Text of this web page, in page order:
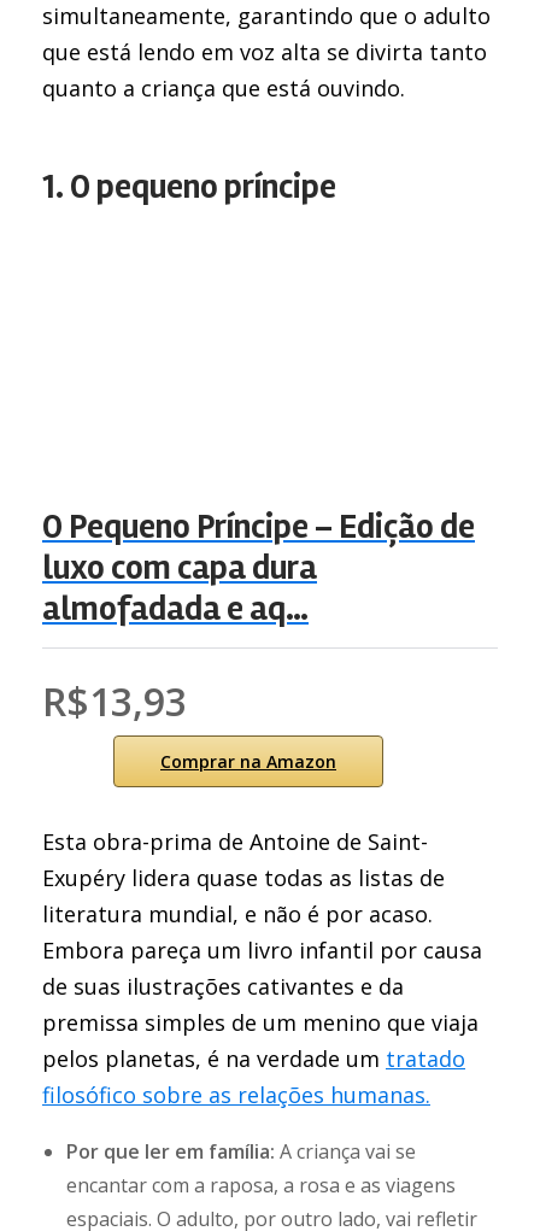
simultaneamente, garantindo que o adulto
que está lendo em voz alta se divirta tanto
quanto a criança que está ouvindo.
1. O pequeno príncipe
O Pequeno Príncipe – Edição de
luxo com capa dura
almofadada e aq…
R$13,93
Comprar na Amazon
Esta obra-prima de Antoine de Saint-
Exupéry lidera quase todas as listas de
literatura mundial, e não é por acaso.
Embora pareça um livro infantil por causa
de suas ilustrações cativantes e da
premissa simples de um menino que viaja
pelos planetas, é na verdade um tratado
filosófico sobre as relações humanas.
Por que ler em família: A criança vai se
encantar com a raposa, a rosa e as viagens
espaciais. O adulto, por outro lado, vai refletir